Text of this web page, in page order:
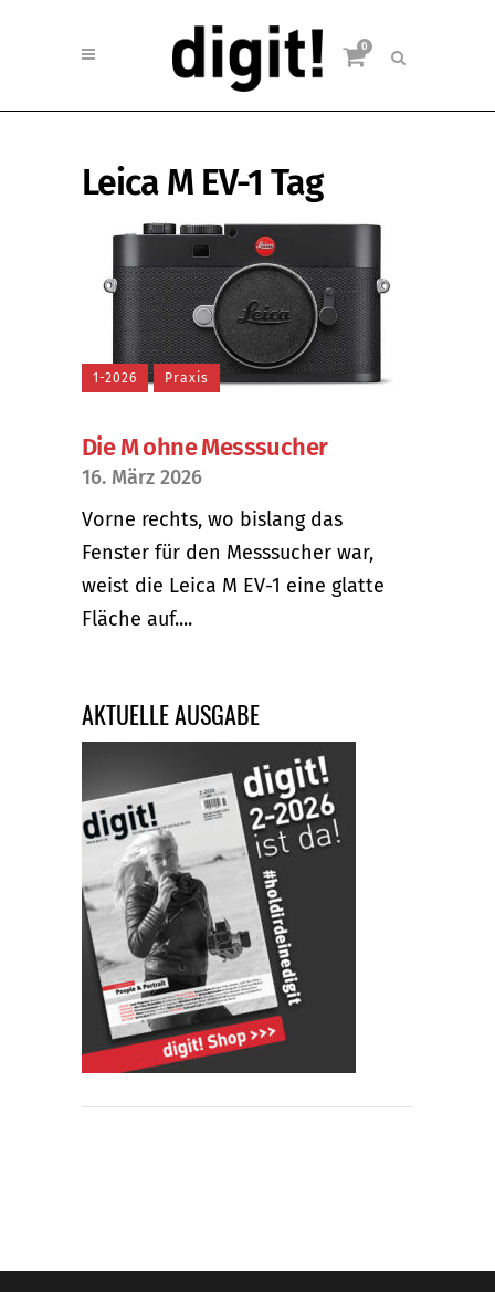
0
Leica M EV-1 Tag
1-2026 Praxis
Die M ohne Messsucher
16. März 2026
Vorne rechts, wo bislang das
Fenster für den Messsucher war,
weist die Leica M EV-1 eine glatte
Fläche auf....
AKTUELLE AUSGABE